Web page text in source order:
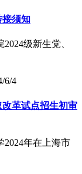
接须知
级新生党、
6/4
改革试点招生初审
2024年在上海市